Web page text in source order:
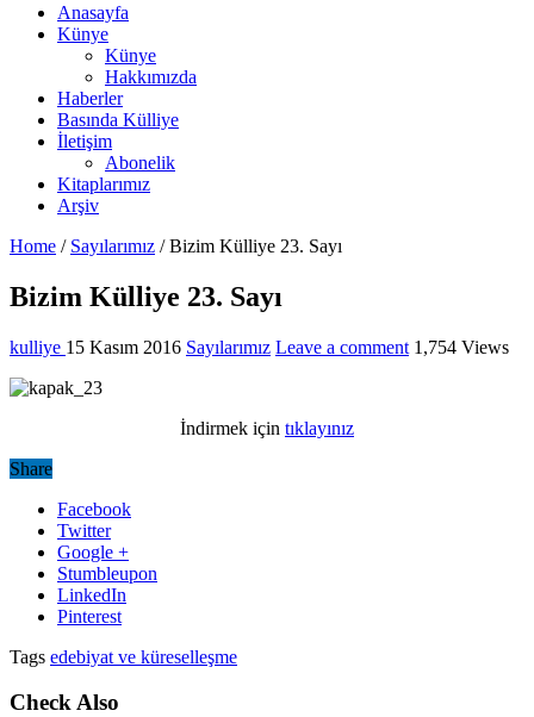
Anasayfa
Künye
Künye
Hakkımızda
Haberler
Basında Külliye
İletişim
Abonelik
Kitaplarımız
Arşiv
Home / Sayılarımız / Bizim Külliye 23. Sayı
Bizim Külliye 23. Sayı
kulliye 15 Kasım 2016 Sayılarımız Leave a comment 1,754 Views
İndirmek için tıklayınız
Share
Facebook
Twitter
Google +
Stumbleupon
LinkedIn
Pinterest
Tags edebiyat ve küreselleşme
Check Also